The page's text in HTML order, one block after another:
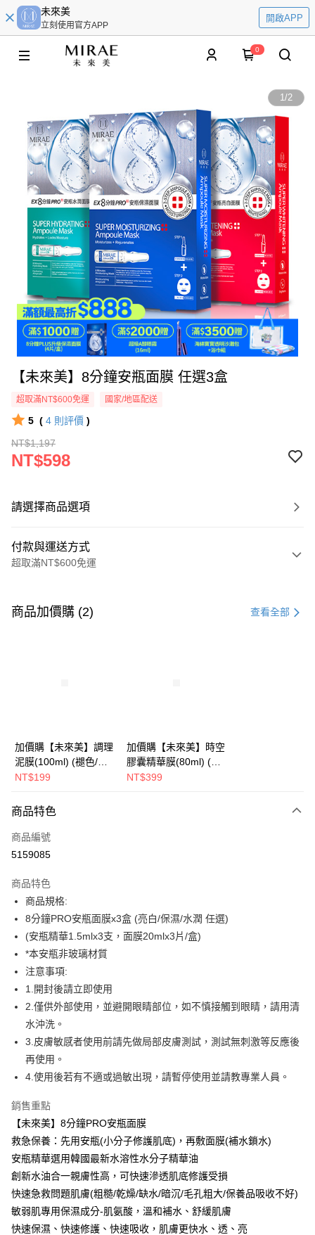
未來美
立刻使用官方APP
開啟APP
0
1/2
【未來美】8分鐘安瓶面膜 任選3盒
超取滿NT$600免運 國家/地區配送
5 ( 4 則評價 )
NT$1,197
NT$598
請選擇商品選項
付款與運送方式
超取滿NT$600免運
信用卡一次付款
悠遊付
AFTEE先享後付
相關說明
AFTEE先享後付是「在收到商品之後才付款」的支付方式。 讓您購物簡單
１．簡單：不需註冊會員、不需綁卡、不需儲值。
２．便利：只要手機號碼，簡訊認證，即可結帳。
【「AFTEE先享後付」結帳流程】
１．於結帳方式選擇「AFTEE先享後付」後，將跳轉至「AFTEE先享後付」
結帳頁面，進行簡訊認證並確認金額後，即可完成結帳。
２．訂單成立數日內，您將收到繳費通知簡訊。
３．收到繳費通知簡訊後14天內，點擊此簡訊中的連結，可透過四大超商／
ATM／網路銀行／等多元方式進行付款，方視為交易完成。
購買商品的店家。未經商家同意取消之訂單仍視為有效，需透過AFTEE先享
後付繳納相關費用。
※ 交易是否成功請以「AFTEE先享後付 」之結帳頁面顯示為準，若有關於
是否繳費成功／繳費後需取消欲退款等相關疑問，請聯繫「AFTEE先享後付
客戶支援中心」
【注意事項】
１．透過由恩沛科技股份有限公司提供之「AFTEE先享後付」服務完成之交
易，需依本服務之必要範圍內提供個人資料，並將交易相關給付款項請求債
２．關於個人資料處理事宜，請瀏覽以下網址：
３．未成年的使用者請事先徵得法定代理人或監護人之同意方可使用
「AFTEE先享後付」，若未經同意申辦者引起之損失，本公司不負相關責
任。
４．使用「AFTEE先享後付」時，將依據個別帳號之用戶狀況，依本公司即
時審查核予不同之上限額度；若仍有額度不足之情形，本公司將視審查結果
請求用戶進行身份認證。
５．嚴禁一人註冊多個帳號或使用他人資訊註冊。若發現惡意使用之情形，
恩沛科技股份有限公司將有權停止該用戶之使用額度並採取法律行動。
ATM付款
運送方式
每筆NT$100，滿NT$600(含以上)免運費
付款後全家取貨
每筆NT$100，滿NT$600(含以上)免運費
萊爾富取貨付款
每筆NT$100，滿NT$600(含以上)免運費
付款後萊爾富取貨
每筆NT$100，滿NT$600(含以上)免運費
7-11取貨付款
每筆NT$100，滿NT$600(含以上)免運費
每筆NT$100，滿NT$600(含以上)免運費
宅配
每筆NT$100，滿NT$600(含以上)免運費
宅配(離島)
每筆NT$150，滿NT$1,500(含以上)免運費
海外配送
商品加價購 (2) 查看全部
加價購【未來美】調理
泥膜(100ml) (褪色/盒
損/短效良品)
NT$199
加價購【未來美】時空
膠囊精華膜(80ml) (褪
色/盒損/短效良品)
NT$399
商品特色
商品編號
5159085
商品特色
商品規格:
8分鐘PRO安瓶面膜x3盒 (亮白/保濕/水潤 任選)
(安瓶精華1.5mlx3支，面膜20mlx3片/盒)
*本安瓶非玻璃材質
注意事項:
1.開封後請立即使用
2.僅供外部使用，並避開眼睛部位，如不慎接觸到眼睛，請用清
水沖洗。
3.皮膚敏感者使用前請先做局部皮膚測試，測試無刺激等反應後
再使用。
4.使用後若有不適或過敏出現，請暫停使用並請教專業人員。
銷售重點
【未來美】8分鐘PRO安瓶面膜
救急保養：先用安瓶(小分子修護肌底)，再敷面膜(補水鎖水)
安瓶精華選用韓國最新水溶性水分子精華油
創新水油合一親膚性高，可快速滲透肌底修護受損
快速急救問題肌膚(粗糙/乾燥/缺水/暗沉/毛孔粗大/保養品吸收不好)
敏弱肌專用保濕成分-肌氨酸，溫和補水、舒緩肌膚
快速保濕、快速修護、快速吸收，肌膚更快水、透、亮